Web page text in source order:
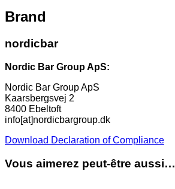
Brand
nordicbar
Nordic Bar Group ApS:
Nordic Bar Group ApS
Kaarsbergsvej 2
8400 Ebeltoft
info[at]nordicbargroup.dk
Download Declaration of Compliance
Vous aimerez peut-être aussi…